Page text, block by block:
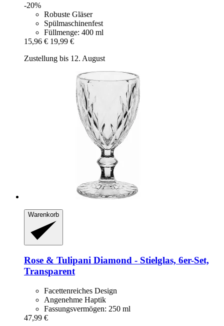
-20%
Robuste Gläser
Spülmaschinenfest
Füllmenge: 400 ml
15,96 € 19,99 €
Zustellung bis 12. August
Warenkorb
Rose & Tulipani Diamond -​ Stielglas, 6er-​Set,
Transparent
Facettenreiches Design
Angenehme Haptik
Fassungsvermögen: 250 ml
47,99 €